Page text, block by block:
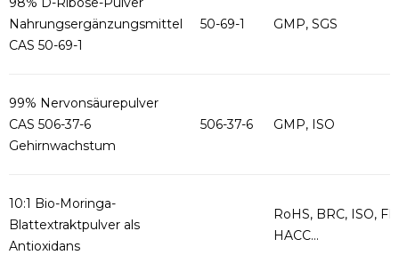
Nahrungsergänzungsmittel
CAS 50-69-1
50-69-1 GMP, SGS
99% Nervonsäurepulver
CAS 506-37-6
Gehirnwachstum
506-37-6 GMP, ISO
10:1 Bio-Moringa-
Blattextraktpulver als
Antioxidans
RoHS, BRC, ISO,
HACC...